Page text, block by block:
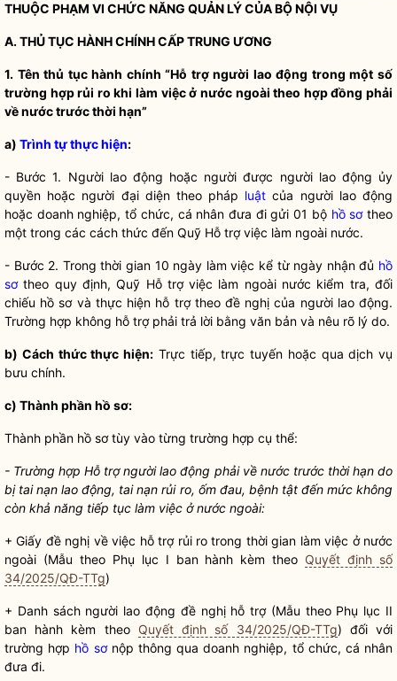
THUỘC PHẠM VI CHỨC NĂNG QUẢN LÝ CỦA BỘNỘI VỤ
A.THỦ TỤC HÀNH CHÍNHCẤP TRUNG ƯƠNG
1. Tênthủ tục hành chính “Hỗ trợ người lao động trong một số
trường hợp rủi ro khi làm việc ở nước ngoài theo hợp đồng phải
về nước trước thời hạn”
a) Trình tự thực hiện:
- Bước 1. Người lao động hoặc người được người lao động ủy
quyền hoặc người đại diện theo pháp luật của người lao động
hoặc doanh nghiệp, tổ chức, cá nhân đưa đi gửi 01 bộ hồ sơtheo
một trong các cách thức đến Quỹ Hỗ trợ việc làm ngoài nước.
- Bước 2. Trong thời gian 10 ngày làm việc kể từ ngày nhận đủ hồ
sơtheo quy định, Quỹ Hỗ trợ việc làm ngoài nước kiểm tra, đối
chiếu hồ sơvà thực hiện hỗ trợ theo đề nghị của người lao động.
Trường hợp không hỗ trợ phải trả lời bằng văn bản và nêu rõ lý do.
b) Cách thức thực hiện: Trực tiếp, trực tuyến hoặc qua dịch vụ
bưu chính.
c) Thành phần hồ sơ:
Thành phần hồ sơ tùy vào từng trường hợp cụ thể:
- Trường hợp Hỗ trợ người lao động phải về nước trước thời hạn do
bị tai nạn lao động, tai nạn rủi ro, ốm đau, bệnh tật đến mức không
còn khả năng tiếp tục làm việc ở nước ngoài:
+ Giấy đề nghị về việc hỗ trợ rủi ro trong thời gian làm việc ở nước
ngoài (Mẫu theo Phụ lục I ban hành kèm theo Quyết định số
34/2025/QĐ-TTg)
+ Danh sách người lao động đề nghị hỗ trợ (Mẫu theo Phụ lục II
ban hành kèm theo Quyết định số 34/2025/QĐ-TTg) đối với
trường hợp hồ sơnộp thông qua doanh nghiệp, tổ chức, cá nhân
đưa đi.